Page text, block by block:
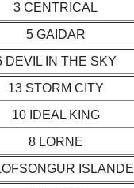
3 CENTRICAL
5 GAIDAR
DEVIL IN THE SKY
13 STORM CITY
10 IDEAL KING
8 LORNE
ISLANDE